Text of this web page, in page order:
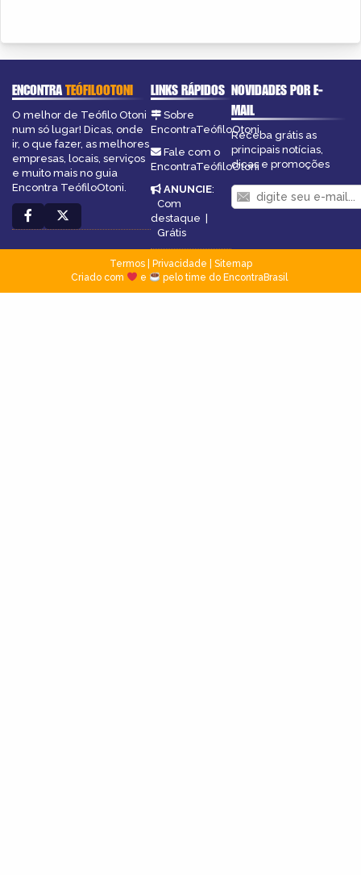
ENCONTRATEÓFILOOTONI
O melhor de Teófilo Otoni
num só lugar! Dicas, onde
ir, o que fazer, as melhores
empresas, locais, serviços
e muito mais no guia
Encontra TeófiloOtoni.
LINKS RÁPIDOS
Sobre
EncontraTeófiloOtoni
Fale com o
EncontraTeófiloOtoni
ANUNCIE:
Com
destaque
Grátis
NOVIDADES POR E-
MAIL
Receba grátis as
principais notícias,
dicas e promoções
Termos| Privacidade
Sitemap
Criado com
e pelo time do EncontraBrasil